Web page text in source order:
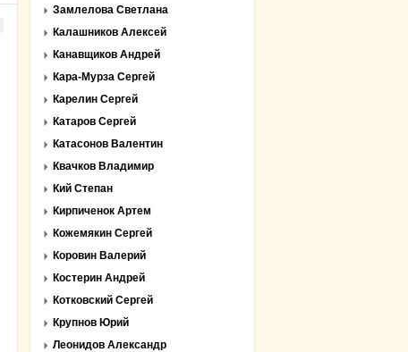
Замлелова Светлана
Калашников Алексей
Канавщиков Андрей
Кара-Мурза Сергей
Карелин Сергей
Катаров Сергей
Катасонов Валентин
Квачков Владимир
Кий Степан
Кирпиченок Артем
Кожемякин Сергей
Коровин Валерий
Костерин Андрей
Котковский Сергей
Крупнов Юрий
Леонидов Александр